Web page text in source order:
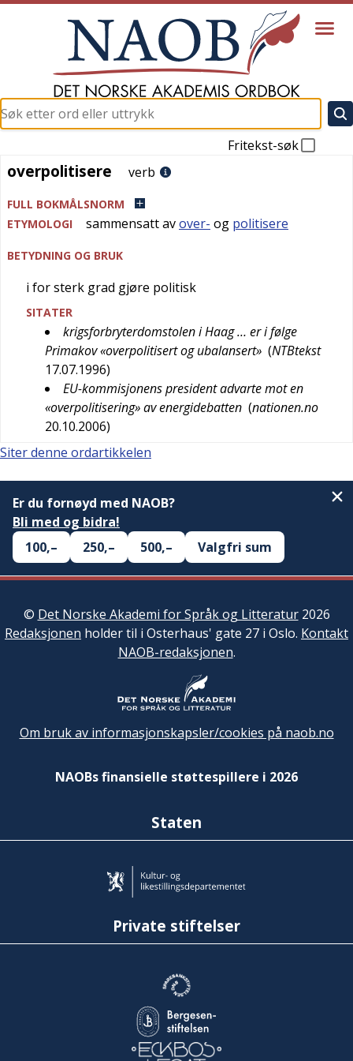
Fritekst-søk
overpolitisere
overpolitisere verb
FULL BOKMÅLSNORM
ETYMOLOGI
sammensatt avover- og politisere
BETYDNING OG BRUK
i for sterk grad gjøre politisk
SITATER
krigsforbryterdomstolen i Haag … er i følge
Primakov «overpolitisert og ubalansert» (NTBtekst
17.07.1996)
EU-kommisjonens president advarte mot en
«overpolitisering» av energidebatten (nationen.no
20.10.2006)
Siter denne ordartikkelen
Er du fornøyd med NAOB?
Bli med og bidra!
100,–
250,– 500,– Valgfri sum
© Det Norske Akademi for Språk og Litteratur2026
Redaksjonen holder til i Osterhaus' gate 27 i Oslo. Kontakt
NAOB-redaksjonen.
Om bruk av informasjonskapsler/cookies på naob.no
NAOBs finansielle støttespillere i 2026
Staten
Private stiftelser